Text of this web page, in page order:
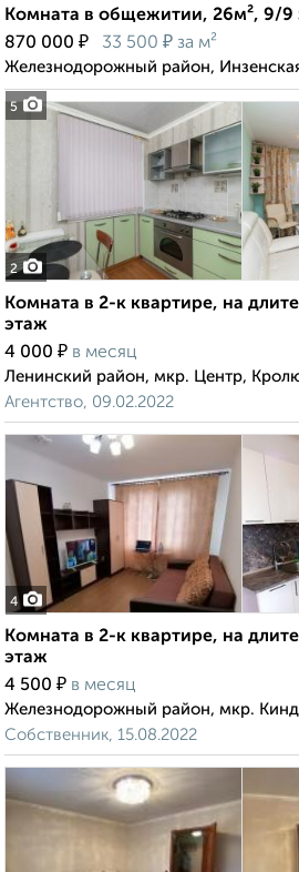
5
Комната в общежитии, 26м², 9/9
870 000 ₽ 33 500 ₽ за м²
Железнодорожный район,
2
Комната в 2-к квартире, на
этаж
4 000 ₽ в месяц
Ленинский район, мкр. Центр,
Агентство, 09.02.2022
4
Комната в 2-к квартире, на
этаж
4 500 ₽ в месяц
Железнодорожный район, мкр.
Собственник, 15.08.2022